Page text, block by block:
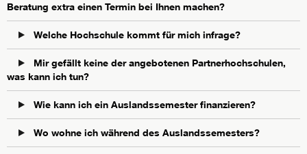
Beratung extra einen Termin bei Ihnen machen?
Welche Hochschule kommt für mich infrage?
Mir gefällt keine der angebotenen Partnerhochschulen,
was kann ich tun?
Wie kann ich ein Auslandssemester finanzieren?
Wo wohne ich während des Auslandssemesters?